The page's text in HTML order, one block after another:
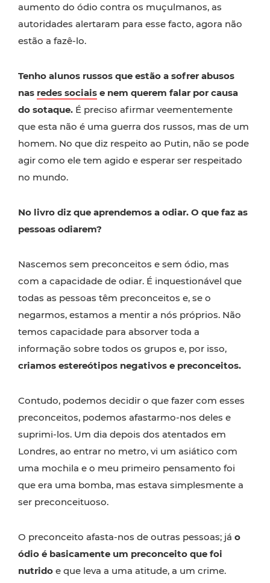
aumento do ódio contra os muçulmanos, as
autoridades alertaram para esse facto, agora não
estão a fazê-lo.
Tenho alunos russos que estão a sofrer abusos
nas redes sociais e nem querem falar por causa
do sotaque. É preciso afirmar veementemente
que esta não é uma guerra dos russos, mas de um
homem. No que diz respeito ao Putin, não se pode
agir como ele tem agido e esperar ser respeitado
no mundo.
No livro diz que aprendemos a odiar. O que faz as
pessoas odiarem?
Nascemos sem preconceitos e sem ódio, mas
com a capacidade de odiar. É inquestionável que
todas as pessoas têm preconceitos e, se o
negarmos, estamos a mentir a nós próprios. Não
temos capacidade para absorver toda a
informação sobre todos os grupos e, por isso,
criamos estereótipos negativos e preconceitos.
Contudo, podemos decidir o que fazer com esses
preconceitos, podemos afastarmo-nos deles e
suprimi-los. Um dia depois dos atentados em
Londres, ao entrar no metro, vi um asiático com
uma mochila e o meu primeiro pensamento foi
que era uma bomba, mas estava simplesmente a
ser preconceituoso.
O preconceito afasta-nos de outras pessoas; já o
ódio é basicamente um preconceito que foi
nutrido e que leva a uma atitude, a um crime.